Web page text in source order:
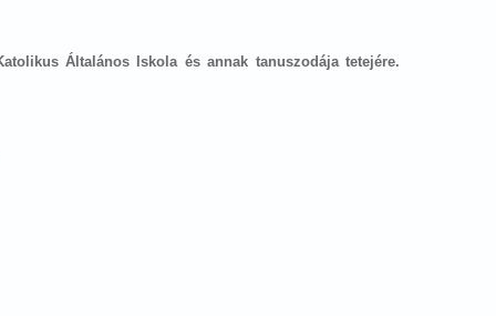
Általános Iskola és annak tanuszodája tetejére.